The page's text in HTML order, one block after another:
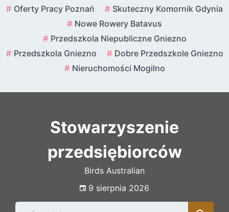
SkipOferty Pracy Poznań
Skuteczny Komornik Gdynia
Nowe Rowery Batavus
Przedszkola Niepubliczne Gniezno
Przedszkola Gniezno
Dobre Przedszkole Gniezno
Nieruchomości Mogilno
Stowarzyszenie
przedsiębiorców
Birds Australian
9 sierpnia 2026